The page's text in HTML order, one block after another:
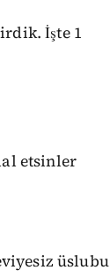
İşte 1
etsinler
üslubu